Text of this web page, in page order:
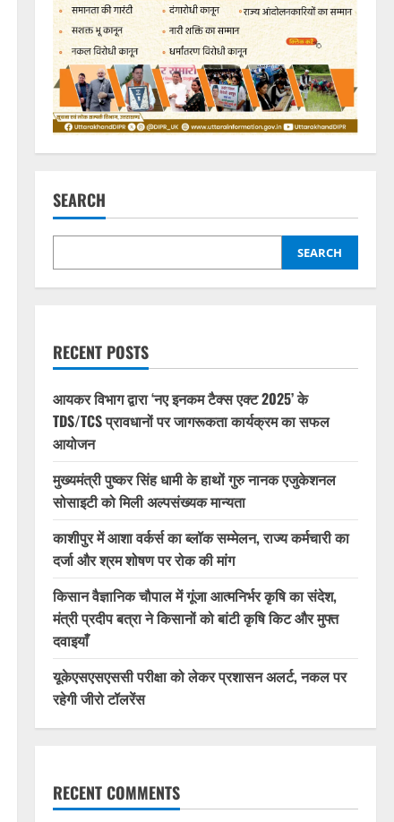
SEARCH
SEARCH
RECENT POSTS
आयकर विभाग द्वारा ‘नए इनकम टैक्स एक्ट 2025’ के
TDS/TCS प्रावधानों पर जागरूकता कार्यक्रम का सफल
आयोजन
मुख्यमंत्री पुष्कर सिंह धामी के हाथों गुरु नानक एजुकेशनल
सोसाइटी को मिली अल्पसंख्यक मान्यता
काशीपुर में आशा वर्कर्स का ब्लॉक सम्मेलन, राज्य कर्मचारी का
दर्जा और श्रम शोषण पर रोक की मांग
किसान वैज्ञानिक चौपाल में गूंजा आत्मनिर्भर कृषि का संदेश,
मंत्री प्रदीप बत्रा ने किसानों को बांटी कृषि किट और मुफ्त
दवाइयाँ
यूकेएसएसएससी परीक्षा को लेकर प्रशासन अलर्ट, नकल पर
रहेगी जीरो टॉलरेंस
RECENT COMMENTS